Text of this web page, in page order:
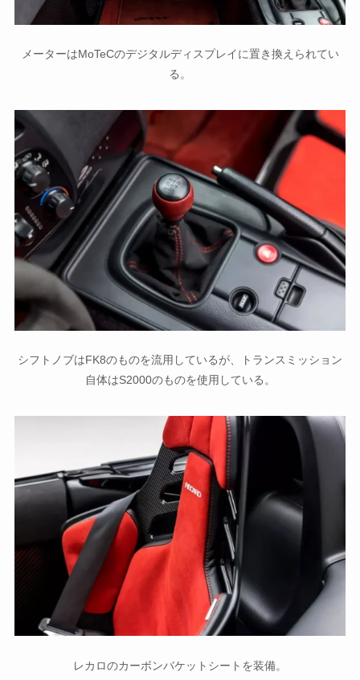
メーターはMoTeCのデジタルディスプレイに置き換えられてい
る。
シフトノブはFK8のものを流用しているが、トランスミッション
自体はS2000のものを使用している。
レカロのカーボンバケットシートを装備。